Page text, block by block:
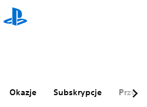
Okazje Subskrypcje